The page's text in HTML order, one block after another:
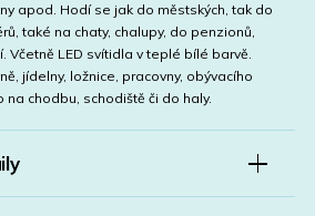
apod. Hodí se jak do městských, tak do
také na chaty, chalupy, do penzionů,
Včetně LED svítidla v teplé bílé barvě.
jídelny, ložnice, pracovny, obývacího
na chodbu, schodiště či do haly.